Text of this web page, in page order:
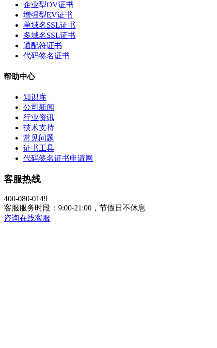
企业型OV证书
增强型EV证书
单域名SSL证书
多域名SSL证书
通配符证书
代码签名证书
帮助中心
知识库
公司新闻
行业资讯
技术支持
常见问题
证书工具
代码签名证书申请网
客服热线
400-080-0149
客服服务时段：9:00-21:00，节假日不休息
咨询在线客服